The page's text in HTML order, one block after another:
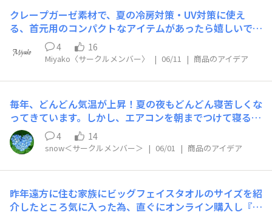
が、やはり下にタンクトップを合わせて透け対策をしない
と着ることができません。でも、せっかく涼しくて肌触り
の良いクレープガーゼのシャツを着ているのに、その下に
他の素材のタンクトップを着るのが残念でならないので
ランニングがあれば、白のクレープガーゼの下に合わせる
だけでなく、他のメーカーの透け感が気になるお洋服でも
活用でき、いつもUCHINOの心地良さを身につけていられ
ます。ニッチな需要かも知れませんが、ご検討いただける
と嬉しく思います。…というより、透け対策用タンクトッ
プ、熱望しております(笑)どうぞよろしくお願い致しま
クレープガーゼ素材で、夏の冷房対策・UV対策に使え
る、首元用のコンパクトなアイテムがあったら嬉しいで
す。こちらのクレープガーゼカラーマフラーのグレーがと
ても素敵で気になっているのですが、150cm×40cmだと
私には長さ・幅ともに少し大きく…というのも、外出先で
巻き方を整えられる自信がないためなのですが(苦笑) 購
ーほどカジュアルでもなく、スカーフほど装飾的でもな
い。そんなふうに、首元をさっと守れて、気軽に毎日使え
るものがあったらとても嬉しいです。形としては、短めの
スヌードやミニマフラーのようなものが近いのかなと思っ
日常にも使えると嬉しいです。こちらのクレープガーゼ
フック付きストールのように留められる商品も素敵なので
すが、やはり私には布量が多く感じられるため、より短
4 16
Miyako〈サークルメンバー〉 | 06/11 | 商品のアイデア
毎年、どんどん気温が上昇！夏の夜もどんどん寝苦しくな
ってきています。しかし、エアコンを朝までつけて寝るの
が苦手で昨年、アイスノンを使用して寝た所とても良い感
じだったのですが、１つ問題が！アイスノンをタオルで巻
いて寝ると温度差でアイスノンに水滴が出来てしまい枕と
髪が濡れてしまうんです！その為、起きた時には濡れた髪
ったら欲しいです！タオルが大好きなので表はタオル地、
内側は防水されているアイスノンカバーが欲しいです！U
4 14
snow＜サークルメンバー＞ | 06/01 | 商品のアイデア
昨年遠方に住む家族にビッグフェイスタオルのサイズを紹
介したところ気に入った為、直ぐにオンライン購入し『吸